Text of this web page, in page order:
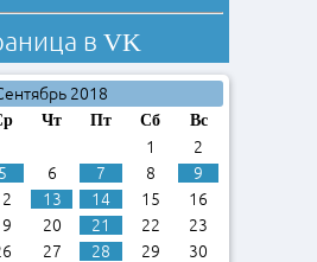
в VK
2018
Чт Пт Сб Вс
1
2
5 6 7 8
9
13 14 15
16
20 21 22
23
27 28 29
30